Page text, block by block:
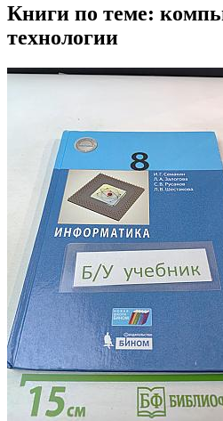
Книги по теме:
технологии